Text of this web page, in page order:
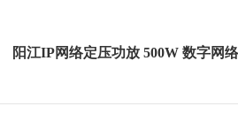
阳江IP网络定压功放 500W 数字网